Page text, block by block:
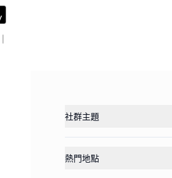
社群主題
熱門地點